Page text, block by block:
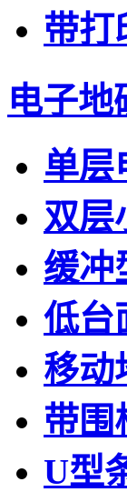
带打
电子地
单层
双层
缓冲
低台
移动
带围
U型